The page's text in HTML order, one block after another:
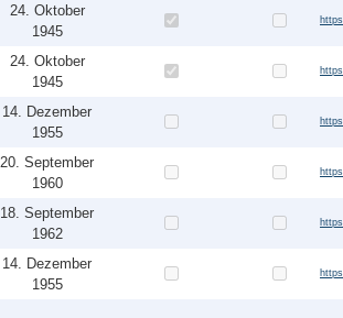
24. Oktober
1945
24. Oktober
1945
14. Dezember
1955
20. September
1960
18. September
1962
14. Dezember
1955